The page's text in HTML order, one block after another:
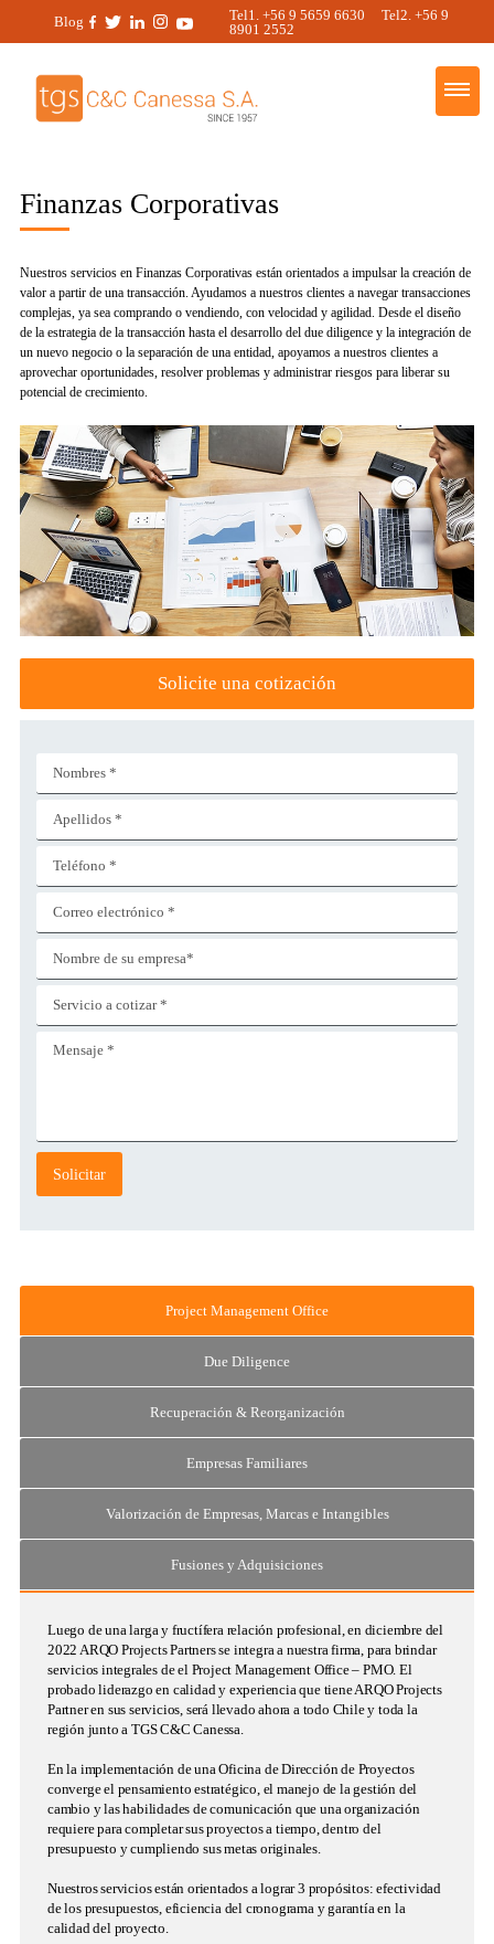
Blog
Tel1. +56 9 5659 6630 Tel2. +56 9
8901 2552
Finanzas Corporativas
Nuestros servicios en Finanzas Corporativas están orientados a impulsar la creación de
valor a partir de una transacción. Ayudamos a nuestros clientes a navegar transacciones
complejas, ya sea comprando o vendiendo, con velocidad y agilidad. Desde el diseño
de la estrategia de la transacción hasta el desarrollo del due diligence y la integración de
un nuevo negocio o la separación de una entidad, apoyamos a nuestros clientes a
aprovechar oportunidades, resolver problemas y administrar riesgos para liberar su
potencial de crecimiento.
Solicite una cotización
Project Management Office
Due Diligence
Recuperación & Reorganización
Empresas Familiares
Valorización de Empresas, Marcas e Intangibles
Fusiones y Adquisiciones
Luego de una larga y fructífera relación profesional, en diciembre del
2022 ARQO Projects Partnersse integra a nuestra firma, para brindar
servicios integrales de el Project Management Office – PMO. El
probado liderazgo en calidad y experiencia que tieneARQO Projects
Partneren sus servicios, será llevado ahora a todo Chile y toda la
región junto a TGS C&C Canessa.
En la implementación de una Oficina de Dirección de Proyectos
converge el pensamiento estratégico, el manejo de la gestión del
cambio y las habilidades de comunicación que una organización
requiere para completar sus proyectos a tiempo, dentro del
presupuesto y cumpliendo sus metas originales.
Nuestros servicios están orientados a lograr 3 propósitos: efectividad
de los presupuestos, eficiencia del cronograma y garantía en la
calidad del proyecto.